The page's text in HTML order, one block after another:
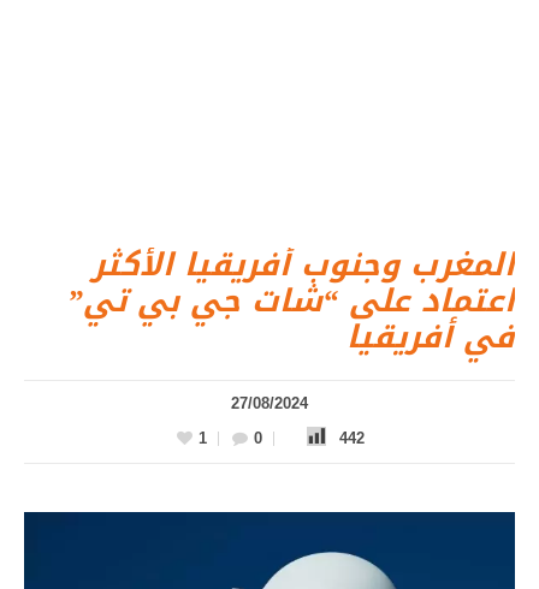
المغرب وجنوب أفريقيا الأكثر
اعتماد على “شات جي بي تي”
في أفريقيا
27/08/2024
1
0 442